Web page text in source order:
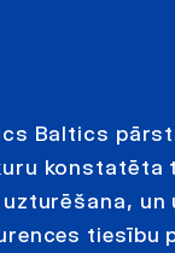
Baltics
konstatēta
tiesību